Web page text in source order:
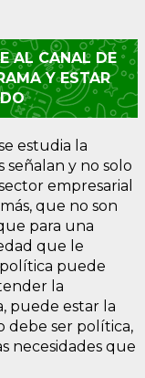
AL CANAL DE
Y ESTAR
estudia la
señalan y no solo
empresarial
que no son
para una
que le
puede
la
puede estar la
debe ser política,
necesidades que